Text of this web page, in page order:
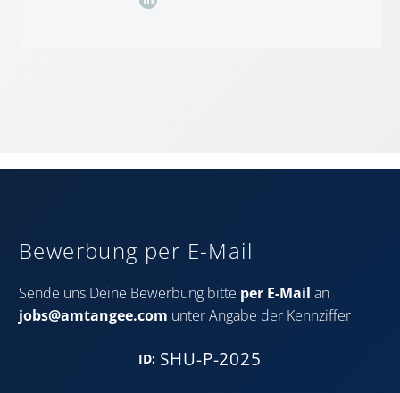
Bewerbung per E-Mail
Sende uns Deine Bewerbung bitte per E-Mail an
jobs@amtangee.com unter Angabe der Kennziffer
ID: SHU-P-2025